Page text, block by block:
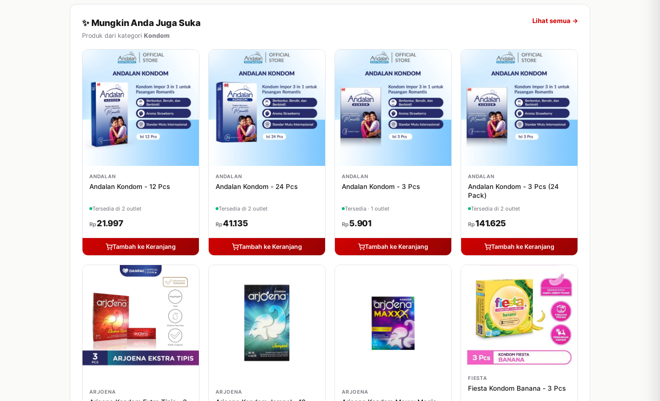
✨ Mungkin Anda Juga Suka
Produk dari kategori Kondom
Lihat semua →
ANDALAN
Andalan Kondom - 12 Pcs
Tersedia di 2 outlet
Rp21.997
Tambah ke Keranjang
ANDALAN
Andalan Kondom - 24 Pcs
Tersedia di 2 outlet
Rp41.135
Tambah ke Keranjang
ANDALAN
Andalan Kondom - 3 Pcs
Tersedia · 1 outlet
Rp5.901
Tambah ke Keranjang
ANDALAN
Andalan Kondom - 3 Pcs (24
Pack)
Tersedia di 2 outlet
Rp141.625
Tambah ke Keranjang
ARJOENA ARJOENA ARJOENA
FIESTA
Fiesta Kondom Banana - 3 Pcs